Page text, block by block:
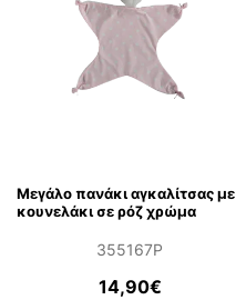
Μεγάλο πανάκι αγκαλίτσας με
κουνελάκι σε ρόζ χρώμα
355167P
14,90€